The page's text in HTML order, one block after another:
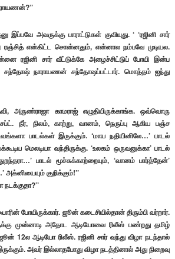
இப்பவே அவருக்கு பாராட்டுகள் குவியுது. ‘ ‘ரஜினி சார்
ரஞ்சித் என்கிட்ட சொன்னதும், என்னால நம்பவே முடியல.
ரஜினி சார் வீட்டுக்கே அழைச்சிட்டுப் போயி இன்ப
சந்தோஷ் நாராயணன் சந்தோஷப்பட்டார். மொத்தம் ஐந்து
அருண்ராஜா காமராஜ் எழுதியிருக்காங்க. ஒவ்வொரு
நீர், நிலம், காற்று, வானம், நெருப்பு ஆகிய பஞ்ச
பாடல்கள் இருக்கும். ‘மாய நதியினிலே…’ பாடல்
மெலடியா வந்திருக்கு. ‘உலகம் ஒருவனுக்கா’ பாடல்
பாடல் மூச்சுக்காற்றையும், ‘வானம் பார்த்தேன்’
அக்னியையும் குறிக்கும்!’’
போயிருக்கார். ஜூன் கடைசியில்தான் திரும்பி வர்றார்.
முன்னாடி அதோட ஆடியோவை ரிலீஸ் பண்றது தமிழ்
12ல ஆடியோ ரிலீஸ். ரஜினி சார் வந்து விழா நடந்தால்
அவர் இல்லாதபோது விழா நடத்தினால் அது நிறைவு